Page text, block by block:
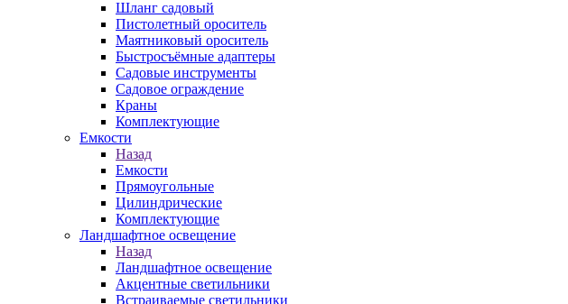
Шланг садовый
Пистолетный ороситель
Маятниковый ороситель
Быстросъёмные адаптеры
Садовые инструменты
Садовое ограждение
Краны
Комплектующие
Емкости
Назад
Емкости
Прямоугольные
Цилиндрические
Комплектующие
Ландшафтное освещение
Назад
Ландшафтное освещение
Акцентные светильники
Встраиваемые светильники